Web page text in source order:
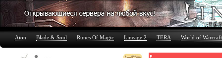
Aion Blade & Soul Runes Of Magic Lineage 2 TERA World of Warcraft